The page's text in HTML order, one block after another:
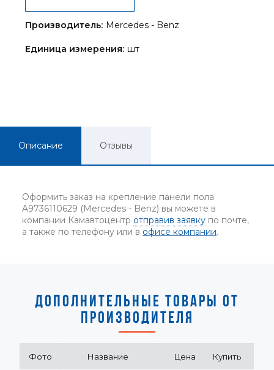
Производитель: Mercedes - Benz
Единица измерения: шт
Описание Отзывы
Оформить заказ на крепление панели пола
A9736110629 (Mercedes - Benz) вы можете в
компании Камавтоцентр отправив заявку по почте,
а также по телефону или в офисе компании.
ДОПОЛНИТЕЛЬНЫЕ ТОВАРЫ ОТ
ПРОИЗВОДИТЕЛЯ
Фото Название Цена Купить